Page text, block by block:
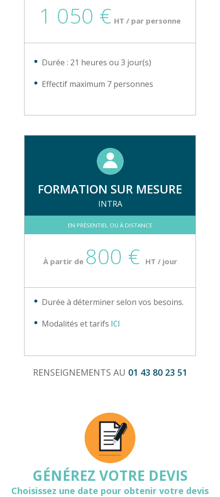
1 050 € HT / par personne
Durée : 21 heures ou 3 jour(s)
Effectif maximum 7 personnes
FORMATION SUR MESURE
INTRA
EN PRÉSENTIEL OU À DISTANCE
À partir de 800 € HT / jour
Durée à déterminer selon vos besoins.
Modalités et tarifs ICI
RENSEIGNEMENTS AU 01 43 80 23 51
GÉNÉREZ VOTRE DEVIS
Choisissez une date pour obtenir votre devis